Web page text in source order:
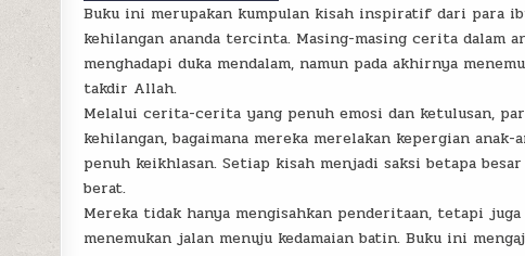
Buku ini merupakan kumpulan kisah inspiratif dari para
kehilangan ananda tercinta. Masing-masing cerita dalam
menghadapi duka mendalam, namun pada akhirnya
takdir Allah.
Melalui cerita-cerita yang penuh emosi dan ketulusan,
kehilangan, bagaimana mereka merelakan kepergian
penuh keikhlasan. Setiap kisah menjadi saksi betapa
berat.
Mereka tidak hanya mengisahkan penderitaan, tetapi juga
menemukan jalan menuju kedamaian batin. Buku ini